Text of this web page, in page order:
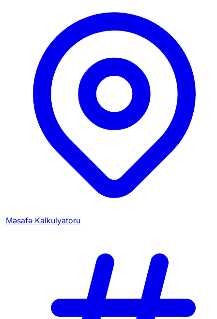
Məsafə Kalkulyatoru